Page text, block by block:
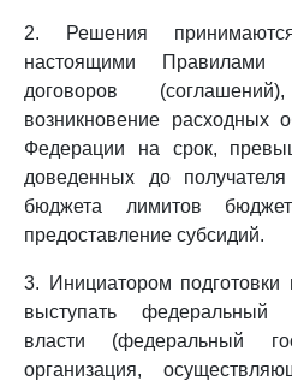
2. Решения
настоящими Правилами
договоров
возникновение расходных
Федерации на срок,
доведенных до
бюджета лимитов
предоставление субсидий.
3. Инициатором
выступать федеральный
власти (федеральный
организация,